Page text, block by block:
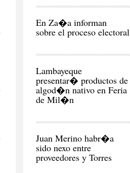
En Za�a informan
sobre el proceso electoral
Lambayeque
presentar� productos de
algod�n nativo en Feria
de Mil�n
Juan Merino habr�a
sido nexo entre
proveedores y Torres